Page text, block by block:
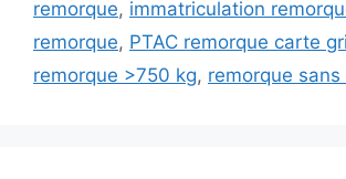
remorque, immatriculation
remorque, PTAC remorque carte
remorque >750 kg, remorque